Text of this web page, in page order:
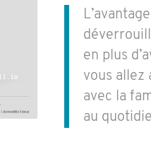
en plus
vous allez
avec la
au